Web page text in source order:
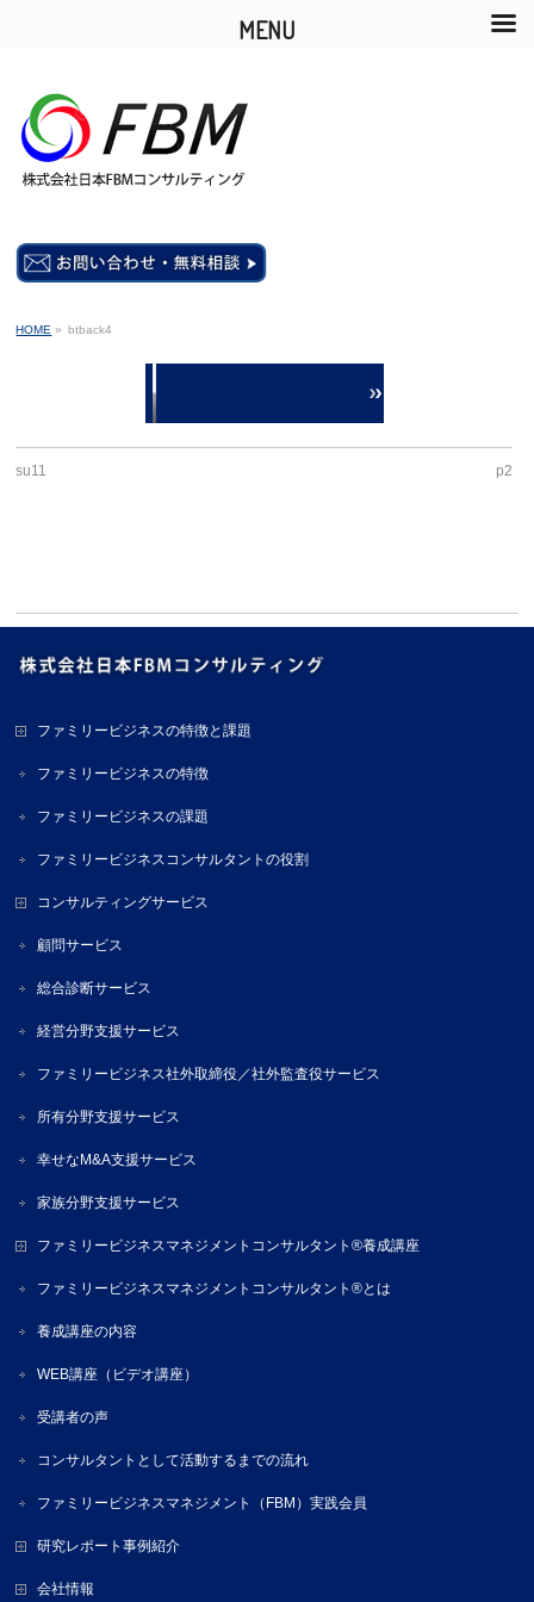
HOME » btback4
su11 p2
ファミリービジネスの特徴と課題
ファミリービジネスの特徴
ファミリービジネスの課題
ファミリービジネスコンサルタントの役割
コンサルティングサービス
顧問サービス
総合診断サービス
経営分野支援サービス
ファミリービジネス社外取締役／社外監査役サービス
所有分野支援サービス
幸せなM&A支援サービス
家族分野支援サービス
ファミリービジネスマネジメントコンサルタント®養成講座
ファミリービジネスマネジメントコンサルタント®とは
養成講座の内容
WEB講座（ビデオ講座）
受講者の声
コンサルタントとして活動するまでの流れ
ファミリービジネスマネジメント（FBM）実践会員
研究レポート事例紹介
会社情報
MENU